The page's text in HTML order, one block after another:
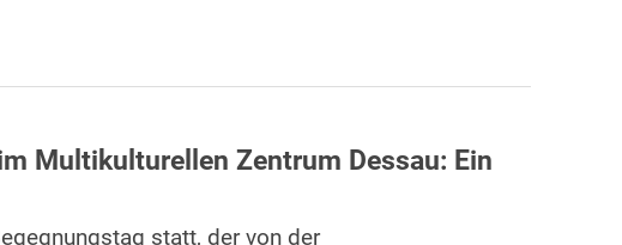
Multikulturellen Zentrum Dessau: Ein
statt, der von der